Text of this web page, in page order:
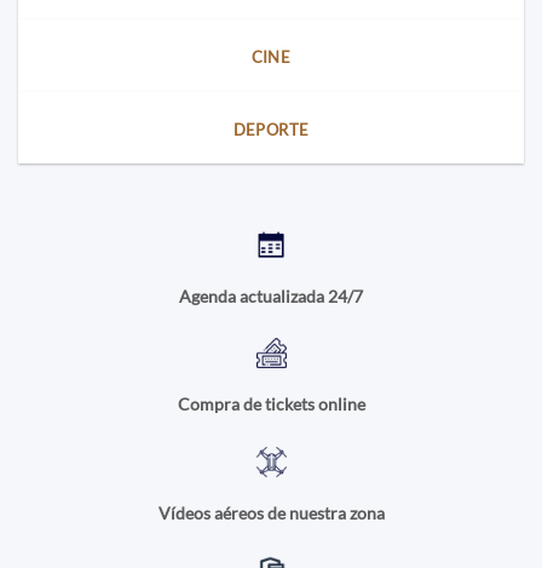
CINE
DEPORTE
Agenda actualizada 24/7
Compra de tickets online
Vídeos aéreos de nuestra zona